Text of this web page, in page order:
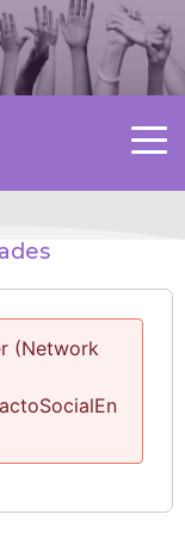
(Network